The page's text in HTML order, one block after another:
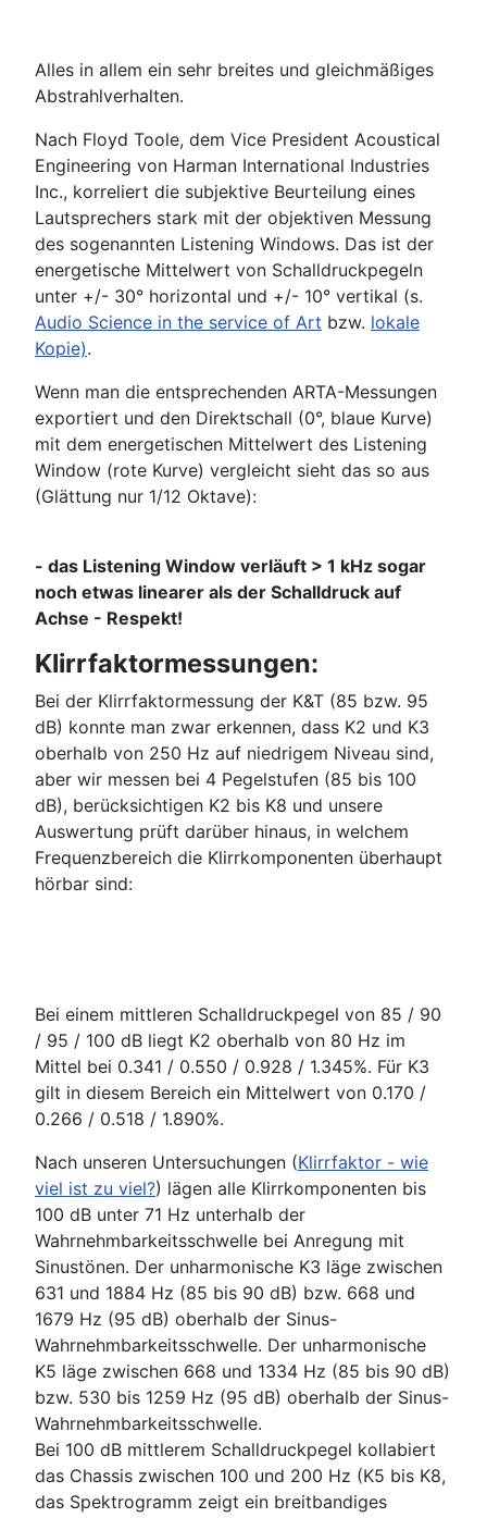
Alles in allem ein sehr breites und gleichmäßiges
Abstrahlverhalten.
Nach Floyd Toole, dem Vice President Acoustical
Engineering von Harman International Industries
Inc., korreliert die subjektive Beurteilung eines
Lautsprechers stark mit der objektiven Messung
des sogenannten Listening Windows. Das ist der
energetische Mittelwert von Schalldruckpegeln
unter +/- 30° horizontal und +/- 10° vertikal (s.
Audio Science in the service of Art bzw. lokale
Kopie).
Wenn man die entsprechenden ARTA-Messungen
exportiert und den Direktschall (0°, blaue Kurve)
mit dem energetischen Mittelwert des Listening
Window (rote Kurve) vergleicht sieht das so aus
(Glättung nur 1/12 Oktave):
- das Listening Window verläuft > 1 kHz sogar
noch etwas linearer als der Schalldruck auf
Achse - Respekt!
Klirrfaktormessungen:
Bei der Klirrfaktormessung der K&T (85 bzw. 95
dB) konnte man zwar erkennen, dass K2 und K3
oberhalb von 250 Hz auf niedrigem Niveau sind,
aber wir messen bei 4 Pegelstufen (85 bis 100
dB), berücksichtigen K2 bis K8 und unsere
Auswertung prüft darüber hinaus, in welchem
Frequenzbereich die Klirrkomponenten überhaupt
hörbar sind:
Bei einem mittleren Schalldruckpegel von 85 / 90
/ 95 / 100 dB liegt K2 oberhalb von 80 Hz im
Mittel bei 0.341 / 0.550 / 0.928 / 1.345%. Für K3
gilt in diesem Bereich ein Mittelwert von 0.170 /
0.266 / 0.518 / 1.890%.
Nach unseren Untersuchungen (Klirrfaktor - wie
viel ist zu viel?) lägen alle Klirrkomponenten bis
100 dB unter 71 Hz unterhalb der
Wahrnehmbarkeitsschwelle bei Anregung mit
Sinustönen. Der unharmonische K3 läge zwischen
631 und 1884 Hz (85 bis 90 dB) bzw. 668 und
1679 Hz (95 dB) oberhalb der Sinus-
Wahrnehmbarkeitsschwelle. Der unharmonische
K5 läge zwischen 668 und 1334 Hz (85 bis 90 dB)
bzw. 530 bis 1259 Hz (95 dB) oberhalb der Sinus-
Wahrnehmbarkeitsschwelle.
Bei 100 dB mittlerem Schalldruckpegel kollabiert
das Chassis zwischen 100 und 200 Hz (K5 bis K8,
das Spektrogramm zeigt ein breitbandiges